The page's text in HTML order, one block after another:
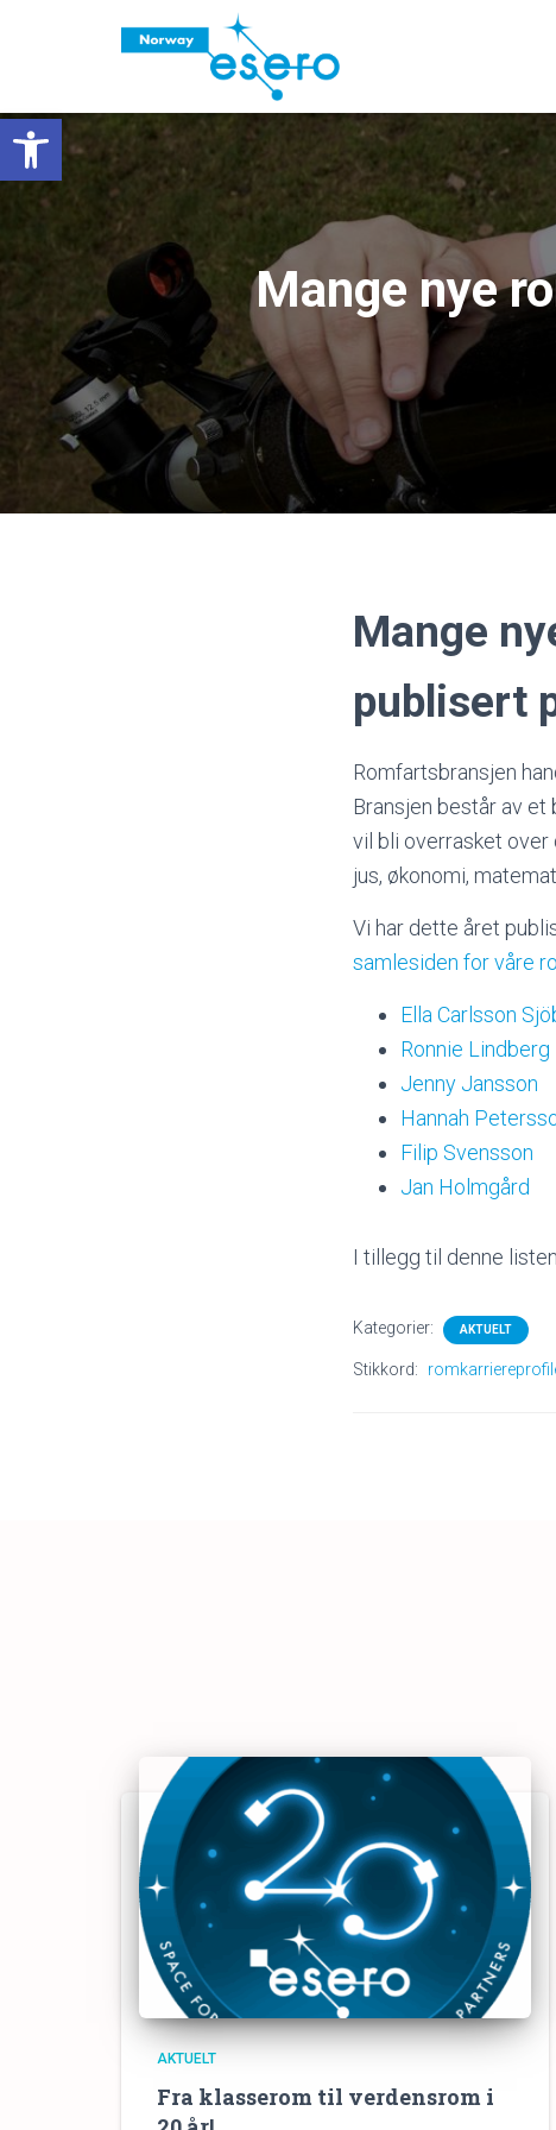
Vis verktøylinjen
Mange nye
Mange
publisert
Romfartsbransjen
Bransjen består av
vil bli overrasket
jus, økonomi,
Vi har dette året
samlesiden for våre
Ella Carlsson
Ronnie Lindberg
Jenny Jansson
Hannah
Filip Svensson
Jan Holmgård
I tillegg til denne
Kategorier: AKTUELT
Stikkord:
AKTUELT
Fra klasserom til verdensrom i